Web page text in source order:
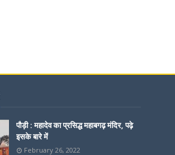
पौड़ी : महादेव का प्रसिद्ध महाबगढ़ मंदिर, पढ़े
इसके बारे में
February 26, 2022